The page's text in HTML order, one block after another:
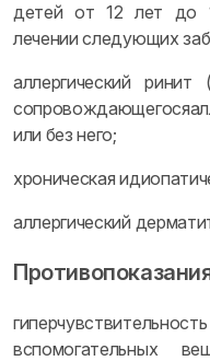
детей от 12 лет до
лечении следующих
аллергический ринит
или без него;
хроническая
аллергический
вспомогательных